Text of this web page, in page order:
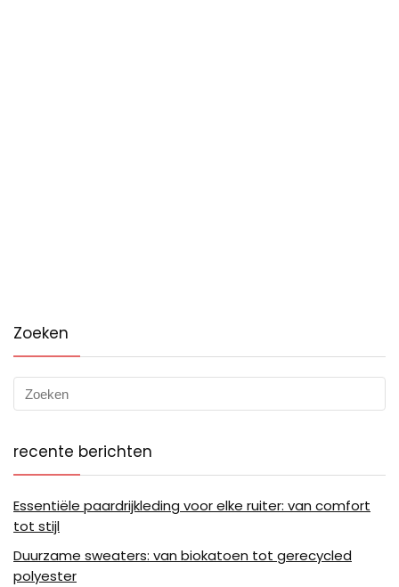
Zoeken
recente berichten
Essentiële paardrijkleding voor elke ruiter: van comfort
tot stijl
Duurzame sweaters: van biokatoen tot gerecycled
polyester